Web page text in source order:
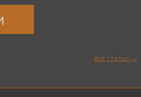
все статьи